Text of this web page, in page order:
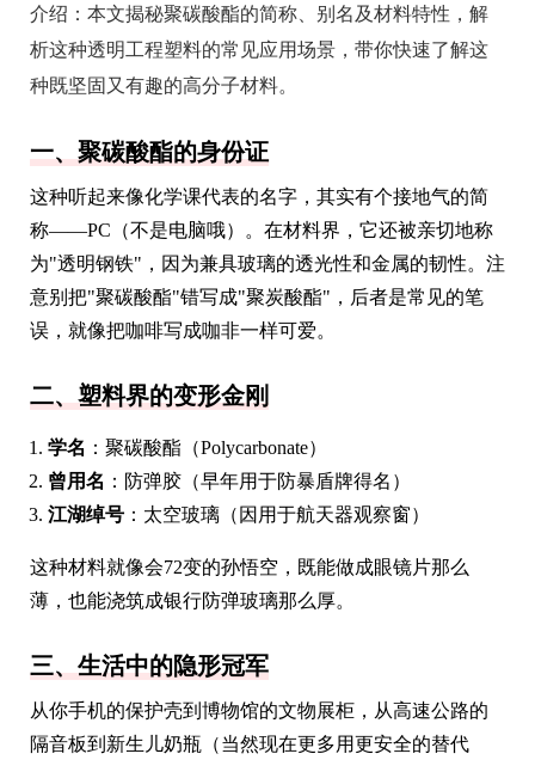
介绍： 本文揭秘聚碳酸酯的简称、别名及材料特性，解
析这种透明工程塑料的常见应用场景，带你快速了解这
种既坚固又有趣的高分子材料。
一、聚碳酸酯的身份证
这种听起来像化学课代表的名字，其实有个接地气的简
称——PC（不是电脑哦）。在材料界，它还被亲切地称
为"透明钢铁"，因为兼具玻璃的透光性和金属的韧性。注
意别把"聚碳酸酯"错写成"聚炭酸酯"，后者是常见的笔
误，就像把咖啡写成咖非一样可爱。
二、塑料界的变形金刚
学名 ：聚碳酸酯（Polycarbonate）
曾用名 ：防弹胶（早年用于防暴盾牌得名）
江湖绰号 ：太空玻璃（因用于航天器观察窗）
这种材料就像会72变的孙悟空，既能做成眼镜片那么
薄，也能浇筑成银行防弹玻璃那么厚。
三、生活中的隐形冠军
从你手机的保护壳到博物馆的文物展柜，从高速公路的
隔音板到新生儿奶瓶（当然现在更多用更安全的替代